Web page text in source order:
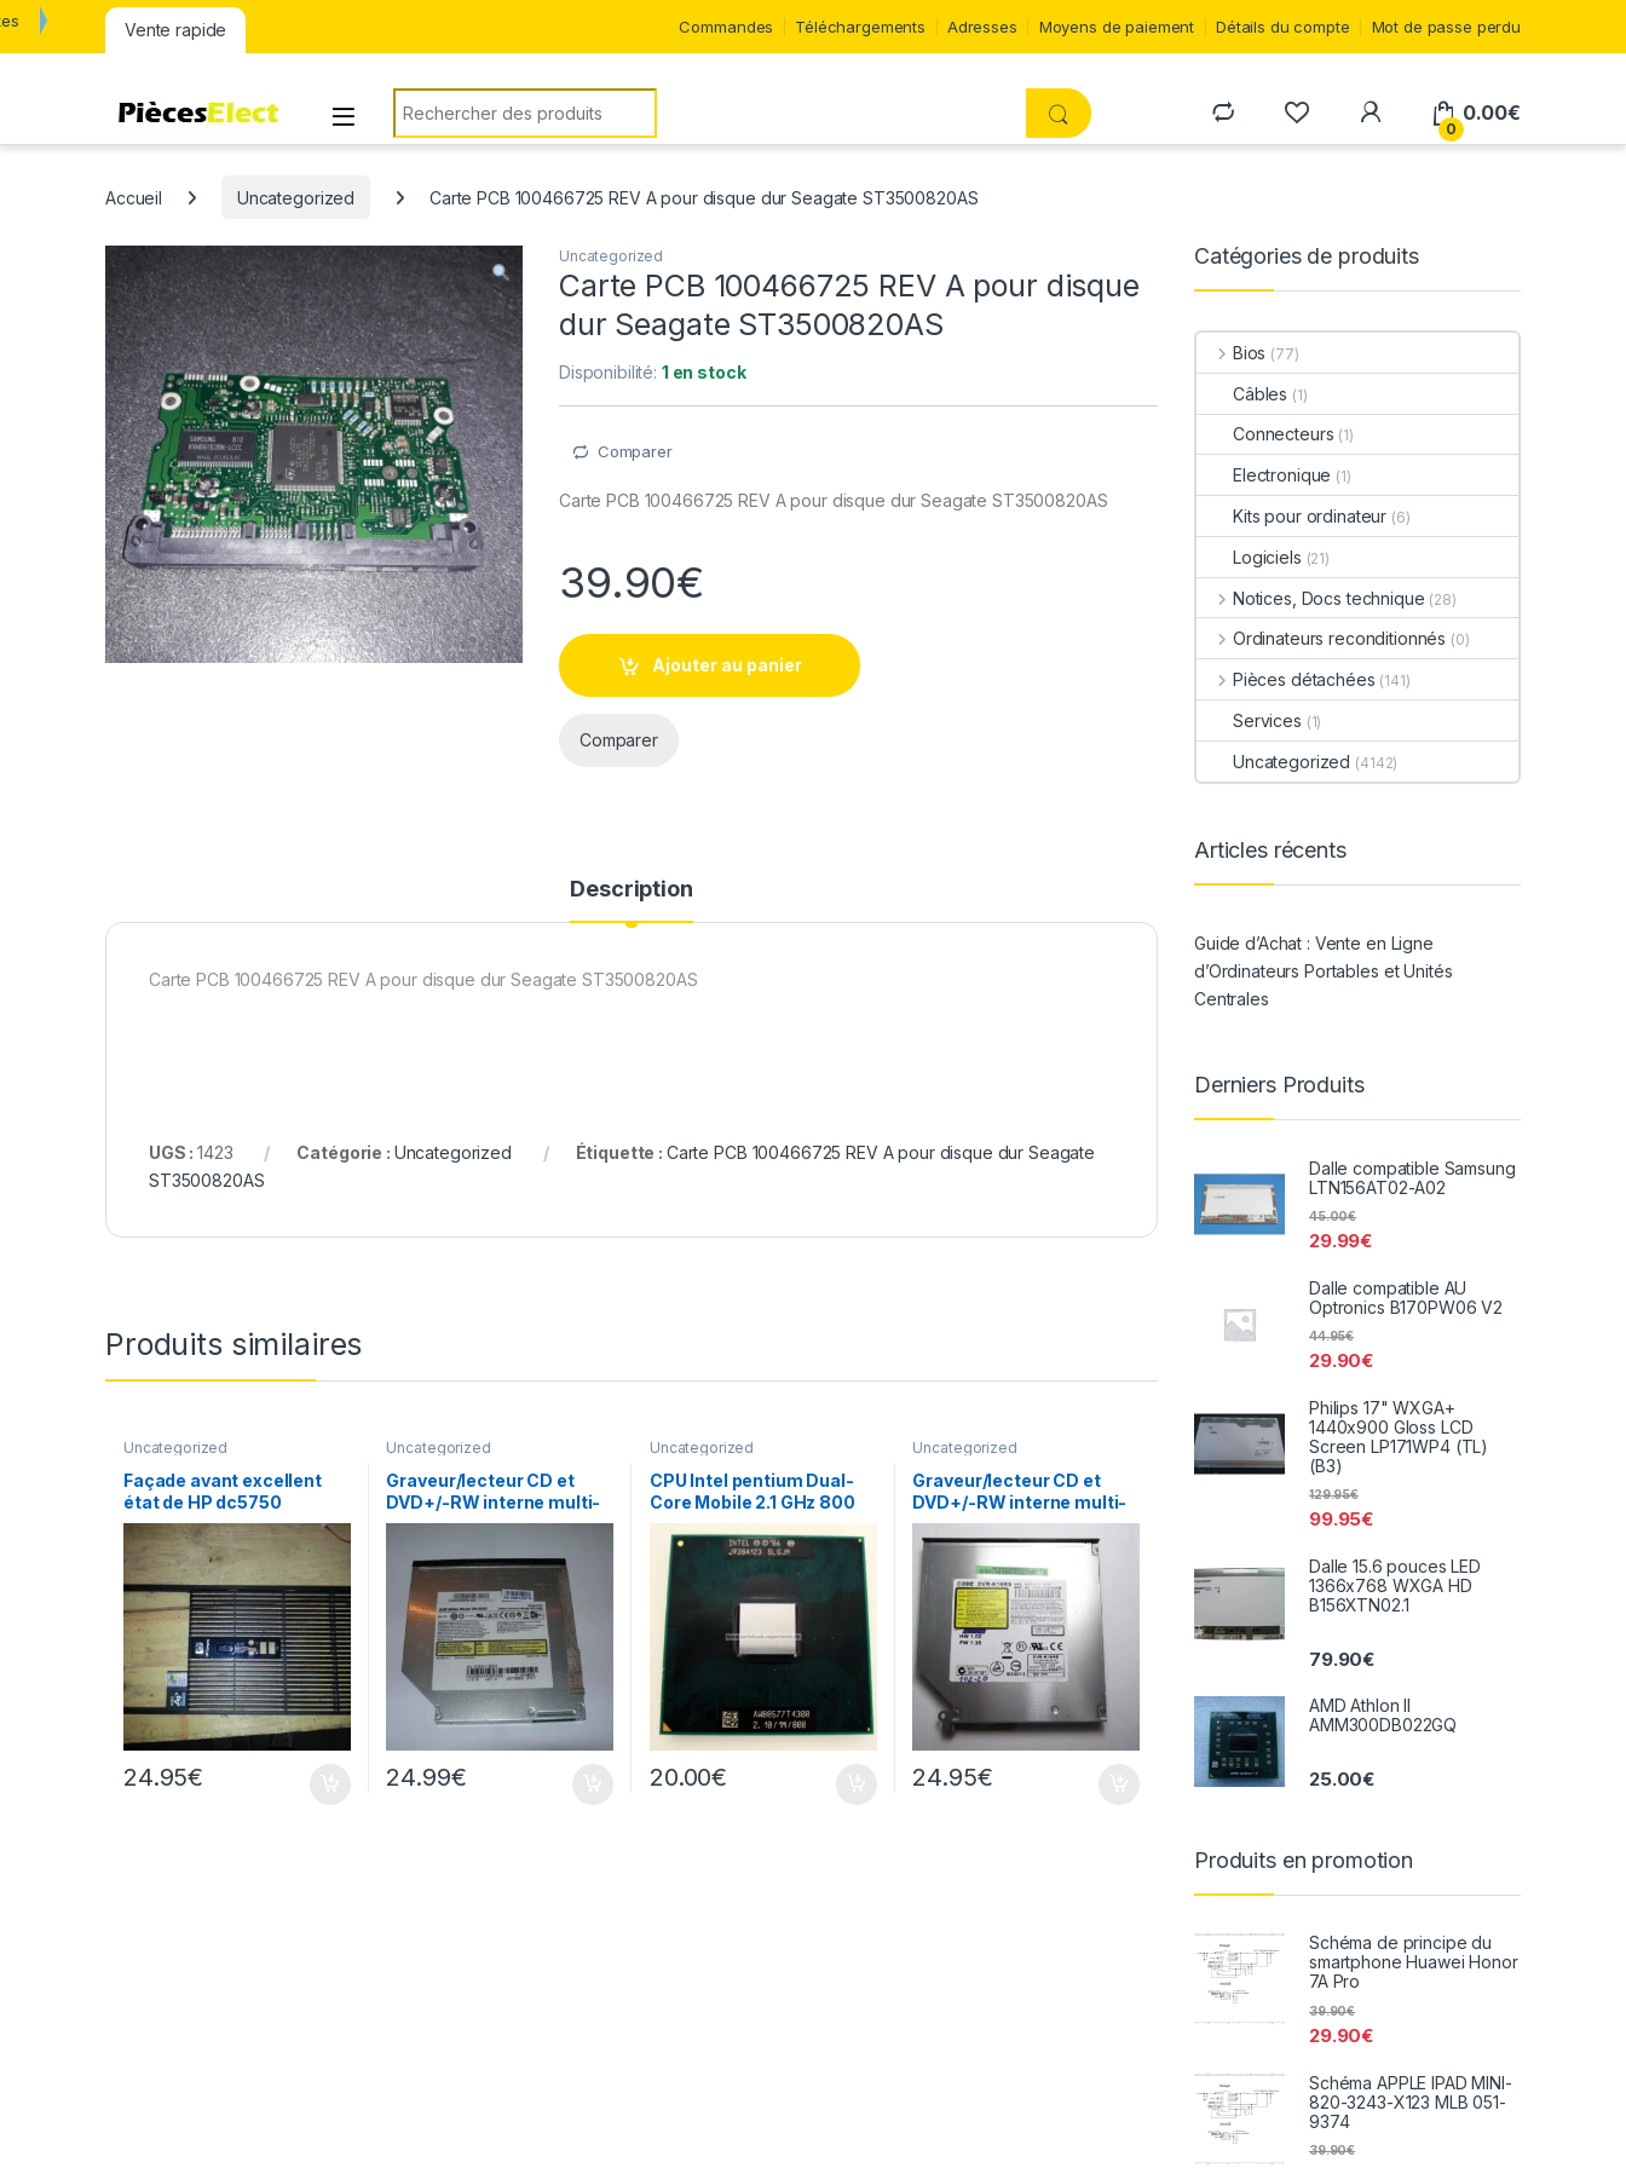
Vente rapide Commandes Téléchargements Adresses Moyens de paiement Détails du compte Mot de passe perdu
Rechercher:
0
0.00€
Accueil Uncategorized Carte PCB 100466725 REV A pour disque dur Seagate ST3500820AS
Uncategorized
Carte PCB 100466725 REV A pour disque
dur Seagate ST3500820AS
Disponibilité: 1 en stock
Comparer
Carte PCB 100466725 REV A pour disque dur Seagate ST3500820AS
39.90€
Ajouter au panier
Comparer
Description
Carte PCB 100466725 REV A pour disque dur Seagate ST3500820AS
UGS :1423 Catégorie : Uncategorized Étiquette : Carte PCB 100466725 REV A pour disque dur Seagate
ST3500820AS
Produits similaires
Uncategorized
Façade avant excellent
état de HP dc5750
24.95€
Uncategorized
Graveur/lecteur CD et
DVD+/-RW interne multi-
recorder portable SN-
24.99€
Uncategorized
CPU Intel pentium Dual-
Core Mobile 2.1 GHz 800
MHz
20.00€
Uncategorized
Graveur/lecteur CD et
DVD+/-RW interne multi-
recorder portable DVR-
K16RS
24.95€
Catégories de produits
Bios (77)
Câbles (1)
Connecteurs (1)
Electronique (1)
Kits pour ordinateur (6)
Logiciels (21)
Notices, Docs technique (28)
Ordinateurs reconditionnés (0)
Pièces détachées (141)
Services (1)
Uncategorized (4142)
Articles récents
Guide d’Achat : Vente en Ligne
d’Ordinateurs Portables et Unités
Centrales
Derniers Produits
Dalle compatible Samsung
LTN156AT02-A02
29.99€
45.00€
Dalle compatible AU
Optronics B170PW06 V2
29.90€
44.95€
Philips 17" WXGA+
1440x900 Gloss LCD
Screen LP171WP4 (TL)
(B3)
99.95€
129.95€
Dalle 15.6 pouces LED
1366x768 WXGA HD
B156XTN02.1
79.90€
AMD Athlon II
AMM300DB022GQ
25.00€
Produits en promotion
Schéma de principe du
smartphone Huawei Honor
7A Pro
29.90€
39.90€
Schéma APPLE IPAD MINI-
820-3243-X123 MLB 051-
9374
39.90€